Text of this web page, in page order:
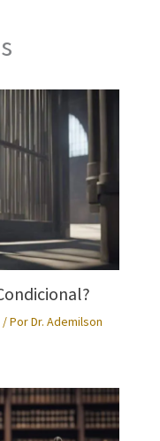
/ PorDr. Ademilson